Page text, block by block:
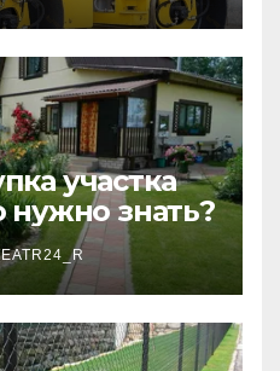
участка
нужно знать?